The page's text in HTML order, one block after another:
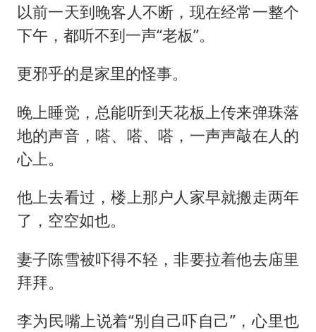
以前一天到晚客人不断，现在经常一整个
下午，都听不到一声“老板”。
更邪乎的是家里的怪事。
晚上睡觉，总能听到天花板上传来弹珠落
地的声音，嗒、嗒、嗒，一声声敲在人的
心上。
他上去看过，楼上那户人家早就搬走两年
了，空空如也。
妻子陈雪被吓得不轻，非要拉着他去庙里
拜拜。
李为民嘴上说着“别自己吓自己”，心里也